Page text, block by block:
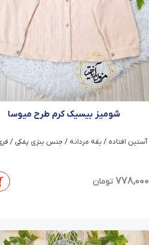
شومیز بیسیک کرم طرح میوسا
آستین افتاده / یقه مردانه / جنس ینزی پفکی /
778,000 تومان